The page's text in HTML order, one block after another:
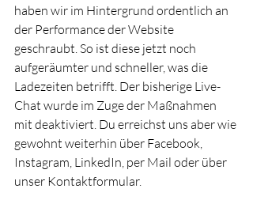
haben wir im Hintergrund ordentlich an
der Performance der Website
geschraubt. So ist diese jetzt noch
aufgeräumter und schneller, was die
Ladezeiten betrifft. Der bisherige Live-
Chat wurde im Zuge der Maßnahmen
mit deaktiviert. Du erreichst uns aber wie
gewohnt weiterhin über Facebook,
Instagram, LinkedIn, per Mail oder über
unser Kontaktformular.